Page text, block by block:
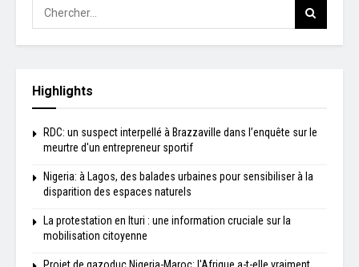
Highlights
RDC: un suspect interpellé à Brazzaville dans l’enquête sur le
meurtre d'un entrepreneur sportif
Nigeria: à Lagos, des balades urbaines pour sensibiliser à la
disparition des espaces naturels
La protestation en Ituri : une information cruciale sur la
mobilisation citoyenne